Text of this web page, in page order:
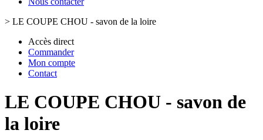
> LE COUPE CHOU - savon de la loire
Accès direct
Commander
Mon compte
Contact
LE COUPE CHOU - savon de
la loire